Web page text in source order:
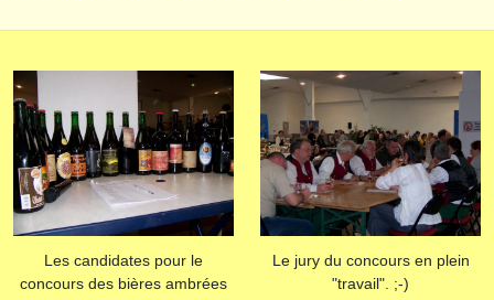
Les candidates pour le
concours des bières ambrées
Le jury du concours en plein
"travail". ;-)